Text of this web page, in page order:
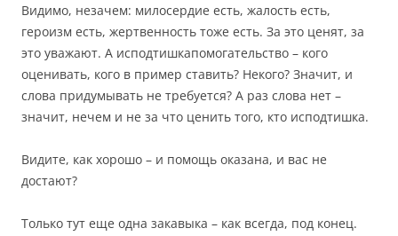
Видимо, незачем: милосердие есть, жалость есть,
героизм есть, жертвенность тоже есть. За это ценят, за
это уважают. А исподтишкапомогательство – кого
оценивать, кого в пример ставить? Некого? Значит, и
слова придумывать не требуется? А раз слова нет –
значит, нечем и не за что ценить того, кто исподтишка.
Видите, как хорошо – и помощь оказана, и вас не
достают?
Только тут еще одна закавыка – как всегда, под конец.